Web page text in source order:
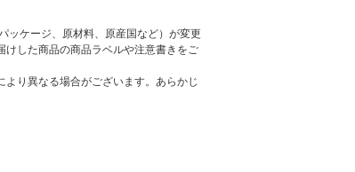
ッケージ、原材料、原産国など）が変更
けした商品の商品ラベルや注意書きをご
り異なる場合がございます。あらかじ